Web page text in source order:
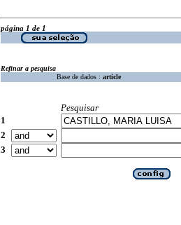
página 1 de 1
Refinar a pesquisa
Base de dados : article
Pesquisar
1
2
3